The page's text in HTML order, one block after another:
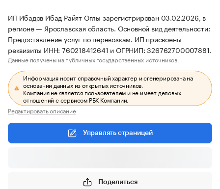
ИП Ибадов Ибад Райят Оглы зарегистрирован 03.02.2026, в
регионе — Ярославская область. Основной вид деятельности:
Предоставление услуг по перевозкам. ИП присвоены
реквизиты ИНН: 760218412641 и ОГРНИП: 326762700007881.
Данные получены из публичных государственных источников.
Информация носит справочный характер и сгенерирована на
основании данных из открытых источников.
Компания не является пользователем и не имеет деловых
отношений с сервисом РБК Компании.
Редактировать описание
Управлять страницей
Поделиться